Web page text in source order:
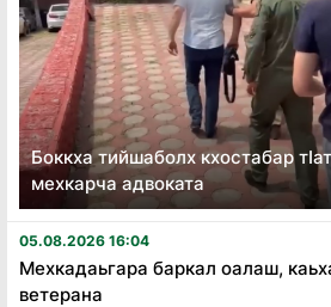
Боккха тийшаболх кхостабар
мехкарча адвоката
05.08.2026 16:04
Мехкадаьгара баркал оалаш,
ветерана